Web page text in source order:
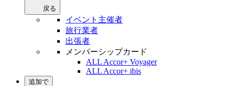
戻る
イベント主催者
旅行業者
出張者
メンバーシップカード
ALL Accor+ Voyager
ALL Accor+ ibis
追加で